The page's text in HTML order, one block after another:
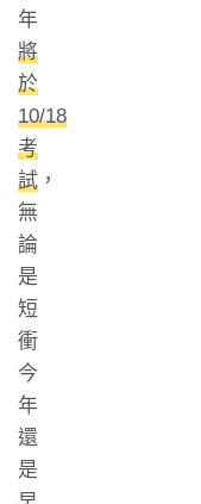
年
將
於
10/18
考
試 ，
無
論
是
短
衝
今
年
還
是